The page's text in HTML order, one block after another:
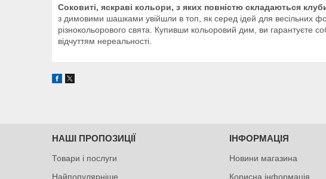
Соковиті, яскраві кольори, з яких повністю складаються
з димовими шашками увійшли в топ, як серед ідей для весільних
різнокольорового свята. Купивши кольоровий дим, ви гарантуєте
відчуттям нереальності.
НАШІ ПРОПОЗИЦІЇ
Товари і послуги
Найпопулярніше
ІНФОРМАЦІЯ
Новини магазина
Корисна інформація